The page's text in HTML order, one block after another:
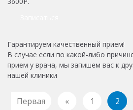
Гарантируем качественный прием!
В случае если по какой-либо
прием у врача, мы запишем вас к
нашей клиники
Первая « 1 2